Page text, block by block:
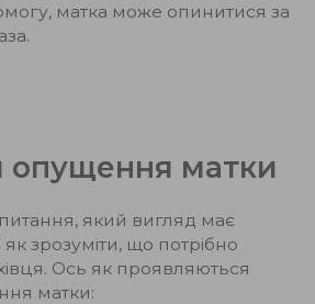
матка може опинитися за
матки
який вигляд має
зрозуміти, що потрібно
Ось як проявляються
матки: